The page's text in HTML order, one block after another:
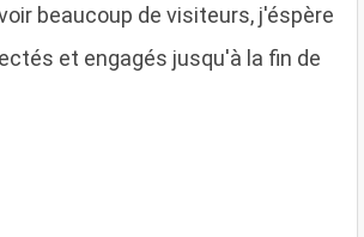
beaucoup de visiteurs, j'éspère
et engagés jusqu'à la fin de